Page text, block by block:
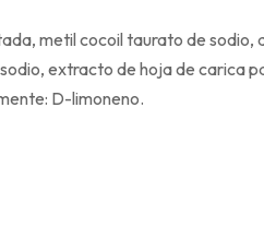
metil cocoil taurato de
extracto de hoja de carica
D-limoneno.